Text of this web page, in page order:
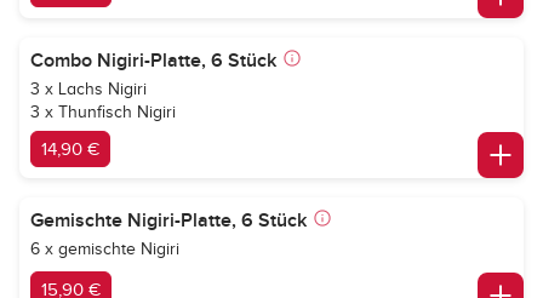
Combo Nigiri-Platte, 6 Stück
3 x Lachs Nigiri
3 x Thunfisch Nigiri
14,90 €
Gemischte Nigiri-Platte, 6 Stück
6 x gemischte Nigiri
15,90 €